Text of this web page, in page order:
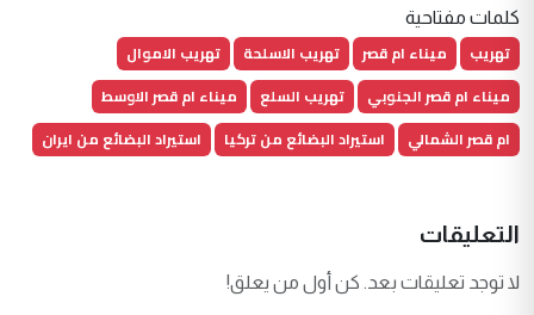
كلمات مفتاحية
تهريب ميناء ام قصر تهريب الاسلحة
تهريب الاموال
ميناء ام قصر الجنوبي
تهريب السلع
ميناء ام قصر الاوسط
ام قصر الشمالي
استيراد البضائع من تركيا استيراد البضائع من ايران
التعليقات
لا توجد تعليقات بعد. كن أول من يعلق!